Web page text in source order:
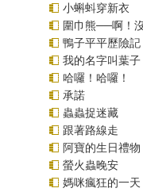
小蝌蚪穿新衣
圍巾熊──啊！
鴨子平平歷險記
我的名字叫葉子
哈囉！哈囉！
承諾
蟲蟲捉迷藏
跟著路線走
阿寶的生日禮物
螢火蟲晚安
媽咪瘋狂的一天